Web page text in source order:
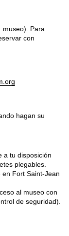
museo). Para
con
hagan su
a tu disposición
plegables.
en Fort Saint-Jean
al museo con
de seguridad).